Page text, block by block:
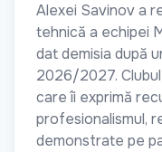
Alexei Savinov a
tehnică a echipei
dat demisia după
2026/2027.
care îi exprimă
profesionalismul,
demonstrate pe